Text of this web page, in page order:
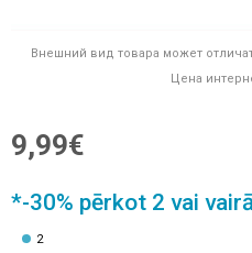
Внешний вид товара может
Цена
9,99€
*-30% pērkot 2 vai
2